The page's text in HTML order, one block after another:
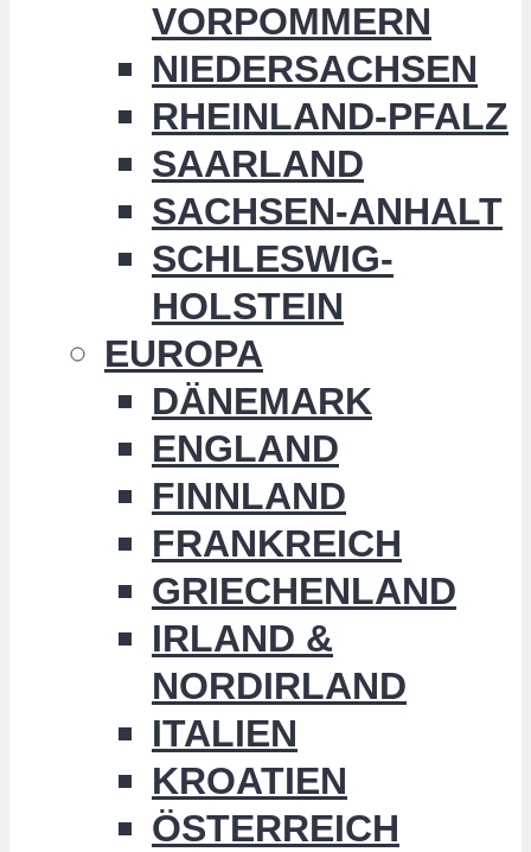
VORPOMMERN
NIEDERSACHSEN
RHEINLAND-PFALZ
SAARLAND
SACHSEN-ANHALT
SCHLESWIG-
HOLSTEIN
EUROPA
DÄNEMARK
ENGLAND
FINNLAND
FRANKREICH
GRIECHENLAND
IRLAND &
NORDIRLAND
ITALIEN
KROATIEN
ÖSTERREICH